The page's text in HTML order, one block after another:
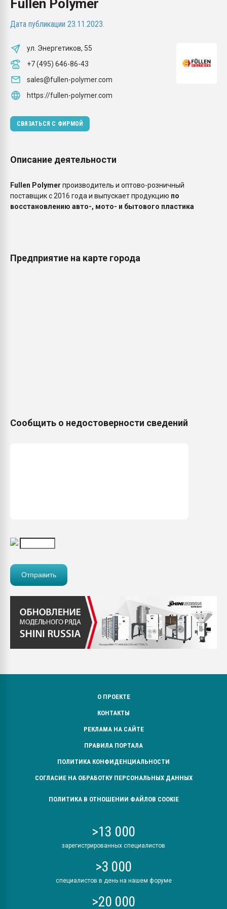
Fullen Polymer
Дата публикации 23.11.2023.
ул. Энергетиков, 55
+7 (495) 646-86-43
sales@fullen-polymer.com
https://fullen-polymer.com
СВЯЗАТЬСЯ С ФИРМОЙ
Описание деятельности
Fullen Polymer производитель и оптово-розничный
поставщик с 2016 года и выпускает продукцию по
восстановлению авто-, мото- и бытового пластика
Предприятие на карте города
Сообщить о недостоверности сведений
О ПРОЕКТЕ
КОНТАКТЫ
РЕКЛАМА НА САЙТЕ
ПРАВИЛА ПОРТАЛА
ПОЛИТИКА КОНФИДЕНЦИАЛЬНОСТИ
СОГЛАСИЕ НА ОБРАБОТКУ ПЕРСОНАЛЬНЫХ ДАННЫХ
ПОЛИТИКА В ОТНОШЕНИИ ФАЙЛОВ COOKIE
>13 000
зарегистрированных специалистов
>3 000
специалистов в день на нашем форуме
>20 000